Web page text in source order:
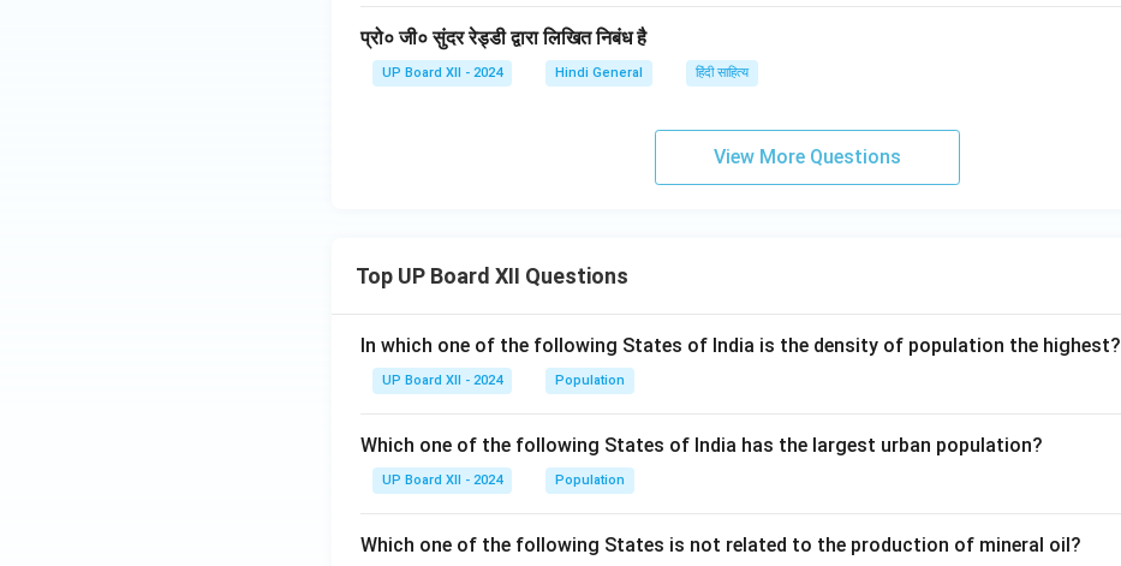
प्रो० जी० सुंदर रेड्डी द्वारा लिखित निबंध है
UP Board XII - 2024 Hindi General हिंदी साहित्य
View More Questions
Top UP Board XII Questions
In which one of the following States of India is the density of population the highest?
UP Board XII - 2024 Population
Which one of the following States of India has the largest urban population?
UP Board XII - 2024 Population
Which one of the following States is not related to the production of mineral oil?